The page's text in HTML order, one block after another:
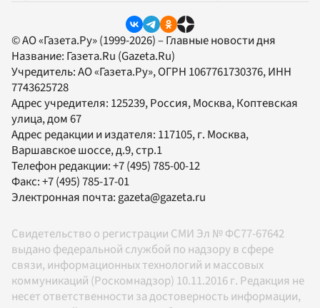
© АО «Газета.Ру» (1999-2026) – Главные новости дня
Название: Газета.Ru (Gazeta.Ru)
Учредитель:АО «Газета.Ру», ОГРН 1067761730376, ИНН
7743625728
Адрес учредителя: 125239, Россия, Москва, Коптевская
улица, дом 67
Адрес редакции и издателя: 117105, г. Москва,
Варшавское шоссе, д.9, стр.1
Телефон редакции:+7 (495) 785-00-12
Факс:+7 (495) 785-17-01
Электронная почта:gazeta@gazeta.ru
Свидетельство о регистрации СМИ Эл № ФС77-67642
выдано федеральной службой по надзору в сфере
связи, информационных технологий и массовых
коммуникаций (Роскомнадзор) 10.11.2016 г. Редакция не
несет ответственности за достоверность информации,